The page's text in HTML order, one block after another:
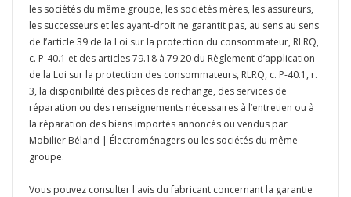
les sociétés du même groupe, les sociétés mères, les assureurs,
les successeurs et les ayant-droit ne garantit pas, au sens au sens
de l’article 39 de la Loi sur la protection du consommateur, RLRQ,
c. P-40.1 et des articles 79.18 à 79.20 du Règlement d’application
de la Loi sur la protection des consommateurs, RLRQ, c. P-40.1, r.
3, la disponibilité des pièces de rechange, des services de
réparation ou des renseignements nécessaires à l’entretien ou à
la réparation des biens importés annoncés ou vendus par
Mobilier Béland | Électroménagers ou les sociétés du même
groupe.
Vous pouvez consulter l'avis du fabricant concernant la garantie